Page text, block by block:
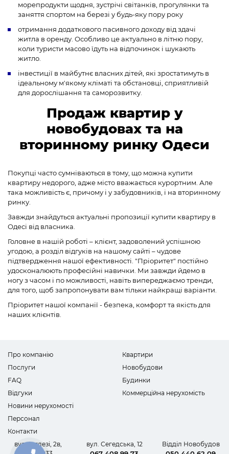
морепродукти щодня, зустрічі світанків, прогулянки та
заняття спортом на березі у будь-яку пору року
отримання додаткового пасивного доходу від здачі
житла в оренду. Особливо це актуально в літню пору,
коли туристи масово їдуть на відпочинок і шукають
житло.
інвестиції в майбутнє власних дітей, які зростатимуть в
ідеальному м'якому кліматі та обстановці, сприятливій
для дорослішання та саморозвитку.
Продаж квартир у
новобудовах та на
вторинному ринку Одеси
Покупці часто сумніваються в тому, що можна купити
квартиру недорого, адже місто вважається курортним. Але
така можливість є, причому і у забудовників, і на вторинному
ринку.
Завжди знайдуться актуальні пропозиції купити квартиру в
Одесі від власника.
Головне в нашій роботі – клієнт, задоволений успішною
угодою, а розділ відгуків на нашому сайті – чудове
підтвердження нашої ефективності. "Пріоритет" постійно
удосконалюють професійні навички. Ми завжди йдемо в
ногу з часом і по можливості, навіть випереджаємо тренди,
для того, щоб запропонувати вам тільки найкращі варіанти.
Пріоритет нашої компанії - безпека, комфорт та якість для
наших клієнтів.
Про компанію
Послуги
FAQ
Відгуки
Новини нерухомості
Персонал
Контакти
Квартири
Новобудови
Будинки
Коммерційна нерухомість
вул. Інглезі, 2в,
вул. Сегедська, 12 Відділ Новобудов